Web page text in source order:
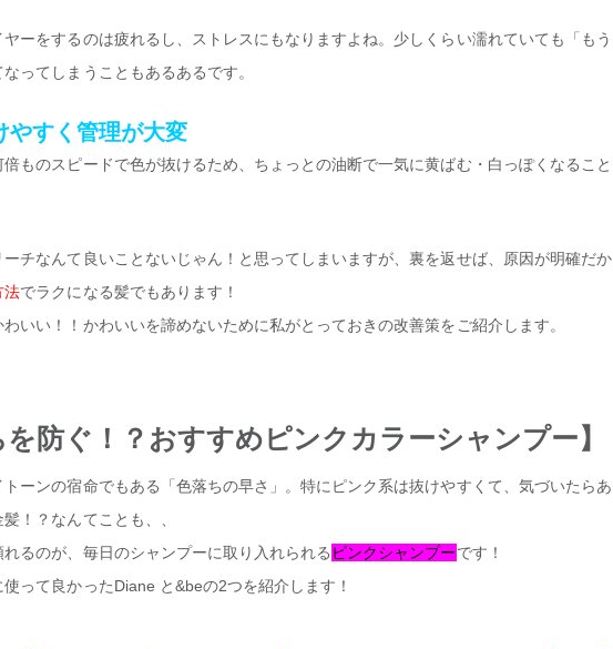
ーをするのは疲れるし、ストレスにもなりますよね。少しくらい濡れていても「もう
ってしまうこともあるあるです。
やすく管理が大変
ものスピードで色が抜けるため、ちょっとの油断で一気に黄ばむ・白っぽくなること
ーチなんて良いことないじゃん！と思ってしまいますが、裏を返せば、原因が明確だか
法でラクになる髪でもあります！
いい！！かわいいを諦めないために私がとっておきの改善策をご紹介します。
を防ぐ！？おすすめピンクカラーシャンプー】
トーンの宿命でもある「色落ちの早さ」。特にピンク系は抜けやすくて、気づいたらあ
！？なんてことも、、
るのが、毎日のシャンプーに取り入れられる ピンクシャンプーです！
って良かったDiane と&beの2つを紹介します！